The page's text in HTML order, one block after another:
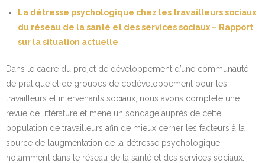
La détresse psychologique chez les travailleurs sociaux
du réseau de la santé et des services sociaux – Rapport
sur la situation actuelle
Dans le cadre du projet de développement d’une communauté
de pratique et de groupes de codéveloppement pour les
travailleurs et intervenants sociaux, nous avons complété une
revue de littérature et mené un sondage auprès de cette
population de travailleurs afin de mieux cerner les facteurs à la
source de l’augmentation de la détresse psychologique,
notamment dans le réseau de la santé et des services sociaux.